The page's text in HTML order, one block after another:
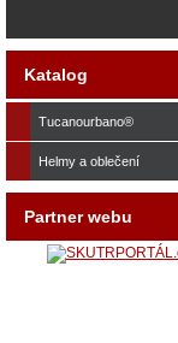
Katalog
Tucanourbano®
Helmy a oblečení
Partner webu